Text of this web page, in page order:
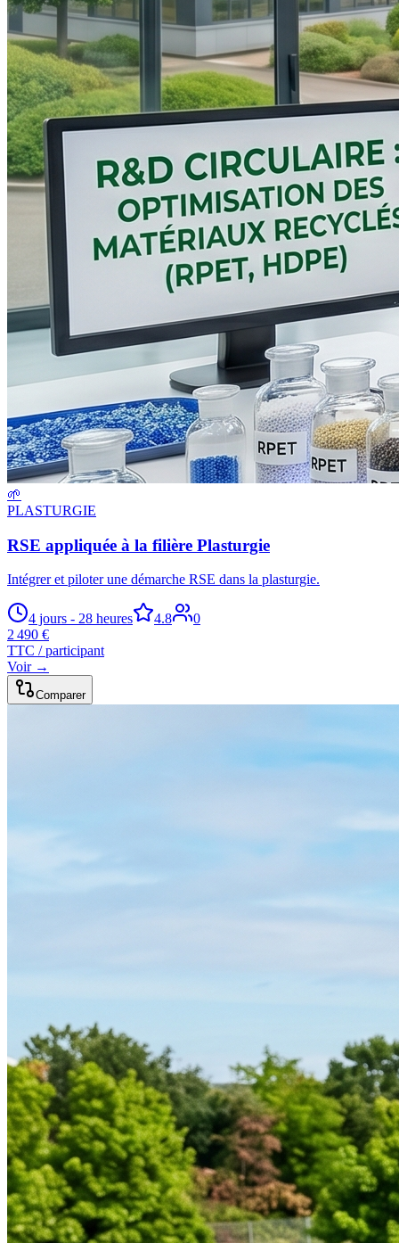
🌱
PLASTURGIE
RSE appliquée à la filière Plasturgie
Intégrer et piloter une démarche RSE dans la plasturgie.
4 jours - 28 heures 4.8
0
2 490 €
TTC / participant
Voir →
Comparer